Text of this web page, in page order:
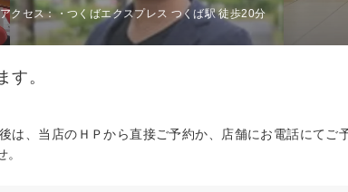
アクセス：・つくばエクスプレス つくば駅 徒歩20分
す。
は、当店のＨＰから直接ご予約か、店舗にお電話にてご